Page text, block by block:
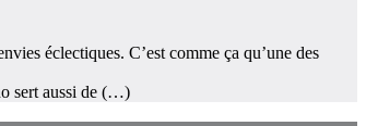
éclectiques. C’est comme ça qu’une des
sert aussi de (…)